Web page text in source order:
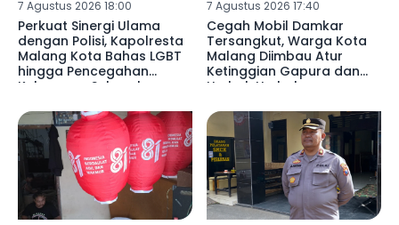
7 Agustus 2026 18:00
Perkuat Sinergi Ulama
dengan Polisi, Kapolresta
Malang Kota Bahas LGBT
hingga Pencegahan
Kekerasan Seksual
7 Agustus 2026 17:40
Cegah Mobil Damkar
Tersangkut, Warga Kota
Malang Diimbau Atur
Ketinggian Gapura dan
Umbul-Umbul